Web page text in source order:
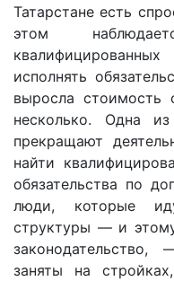
Татарстане есть
этом
исполнять
выросла стоимость
несколько. Одна
прекращают
найти
обязательства по
люди, которые
структуры — и
заняты на